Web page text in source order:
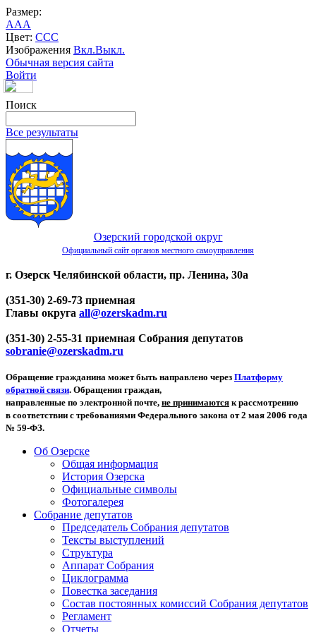
Размер:
AAA
Цвет: CCC
Изображения Вкл.Выкл.
Обычная версия сайта
Войти
Поиск
Все результаты
Озерский городской округ
Официальный сайт органов местного самоуправления
г. Озерск Челябинской области, пр. Ленина, 30а
(351-30) 2-69-73 приемная
Главы округа all@ozerskadm.ru
(351-30) 2-55-31 приемная Собрания депутатов
sobranie@ozerskadm.ru
Обращение гражданина может быть направлено через Платформу
обратной связи. Обращения граждан,
направленные по электронной почте, не принимаются к рассмотрению
в соответствии с требованиями Федерального закона от 2 мая 2006 года
№ 59-ФЗ.
Об Озерске
Общая информация
История Озерска
Официальные символы
Фотогалерея
Собрание депутатов
Председатель Собрания депутатов
Тексты выступлений
Структура
Аппарат Собрания
Циклограмма
Повестка заседания
Состав постоянных комиссий Собрания депутатов
Регламент
Отчеты